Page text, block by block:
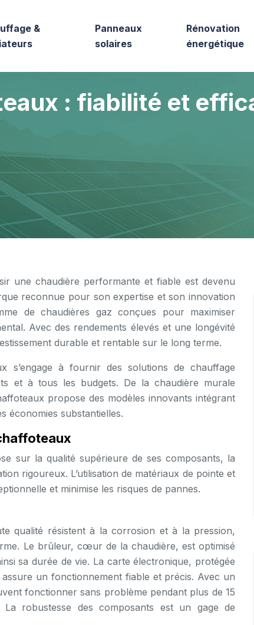
&
Panneaux
solaires
Rénovation
énergétique
: fiabilité et
une chaudière performante et fiable est devenu
reconnue pour son expertise et son innovation
de chaudières gaz conçues pour maximiser
Avec des rendements élevés et une longévité
durable et rentable sur le long terme.
s’engage à fournir des solutions de chauffage
et à tous les budgets. De la chaudière murale
propose des modèles innovants intégrant
économies substantielles.
sur la qualité supérieure de ses composants, la
rigoureux. L’utilisation de matériaux de pointe et
et minimise les risques de pannes.
qualité résistent à la corrosion et à la pression,
Le brûleur, cœur de la chaudière, est optimisé
sa durée de vie. La carte électronique, protégée
un fonctionnement fiable et précis. Avec un
fonctionner sans problème pendant plus de 15
robustesse des composants est un gage de